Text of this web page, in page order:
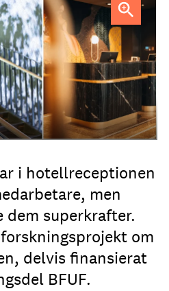
Theresia Viska FOTO:
i hotellreceptionen
men
dem superkrafter.
om
delvis finansierat
BFUF.